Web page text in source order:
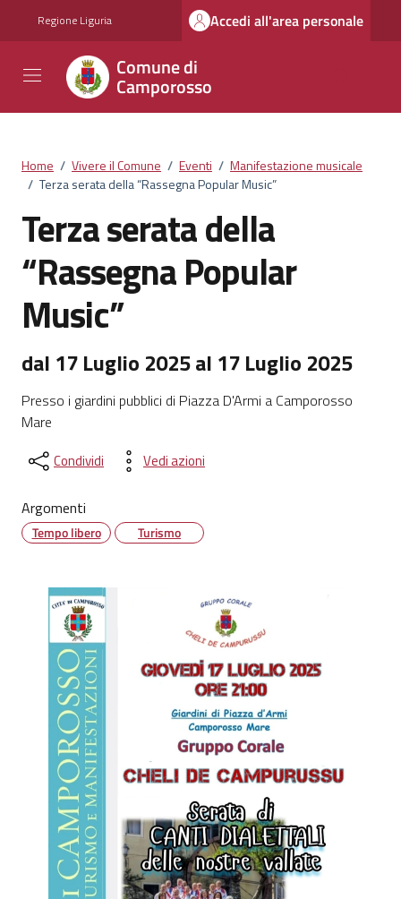
Regione Liguria Accedi all'area personale
Comune di
Camporosso
Home / Vivere il Comune / Eventi / Manifestazione musicale
/ Terza serata della “Rassegna Popular Music”
Terza serata della
“Rassegna Popular
Music”
dal 17 Luglio 2025 al 17 Luglio 2025
Presso i giardini pubblici di Piazza D'Armi a Camporosso
Mare
Condividi Vedi azioni
Argomenti
Tempo libero Turismo